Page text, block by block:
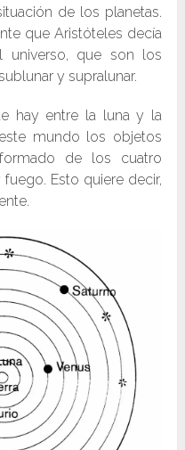
de los planetas.
que Aristóteles decía
universo, que son los
y supralunar.
hay entre la luna y la
mundo los objetos
de los cuatro
fuego. Esto quiere decir,